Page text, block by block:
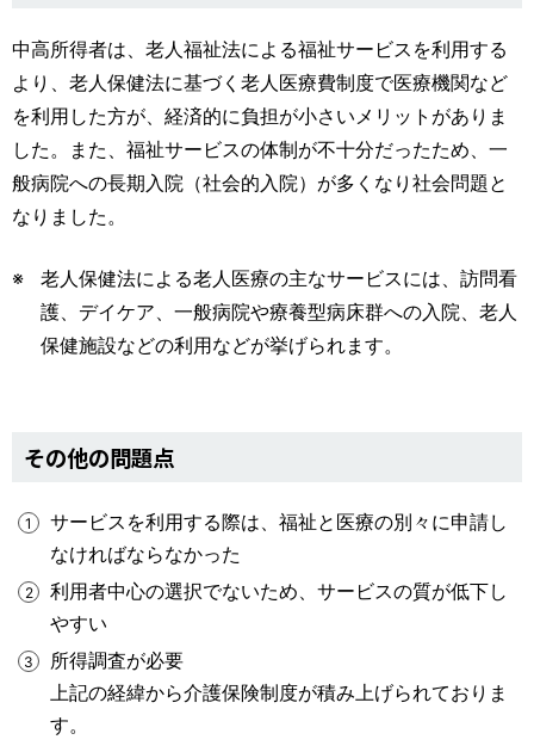
中高所得者は、老人福祉法による福祉サービスを利用する
より、老人保健法に基づく老人医療費制度で医療機関など
を利用した方が、経済的に負担が小さいメリットがありま
した。また、福祉サービスの体制が不十分だったため、一
般病院への長期入院（社会的入院）が多くなり社会問題と
なりました。
老人保健法による老人医療の主なサービスには、訪問看
護、デイケア、一般病院や療養型病床群への入院、老人
保健施設などの利用などが挙げられます。
その他の問題点
サービスを利用する際は、福祉と医療の別々に申請し
なければならなかった
利用者中心の選択でないため、サービスの質が低下し
やすい
所得調査が必要
上記の経緯から介護保険制度が積み上げられておりま
す。